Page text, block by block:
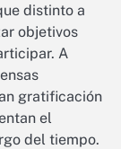
distinto a
objetivos
A
gratificación
el
del tiempo.